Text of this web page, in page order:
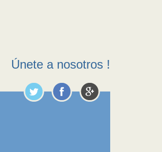
Únete a nosotros !